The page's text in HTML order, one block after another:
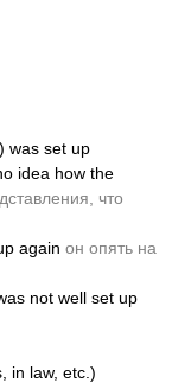
was set up
idea how the
что
again он опять на
not well set up
in law, etc.)